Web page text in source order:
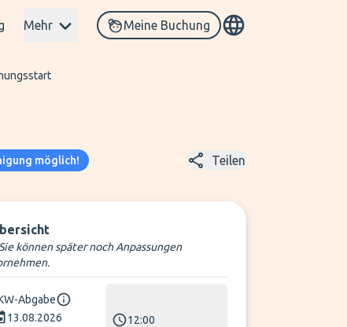
Mehr Meine Buchung
möglich! Teilen
können später noch Anpassungen
Abgabe
13.08.2026
12:00